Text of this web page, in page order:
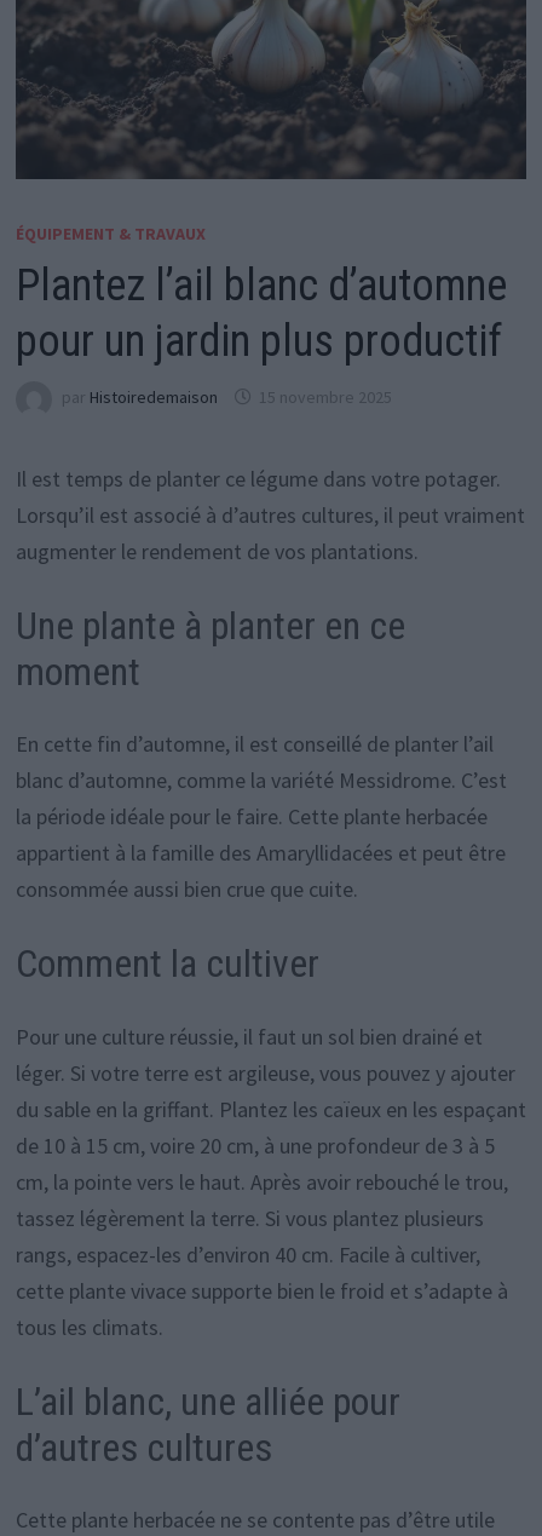
ÉQUIPEMENT & TRAVAUX
Plantez l’ail blanc d’automne
pour un jardin plus productif
par Histoiredemaison 15 novembre 2025
Il est temps de planter ce légume dans votre potager.
Lorsqu’il est associé à d’autres cultures, il peut vraiment
augmenter le rendement de vos plantations.
Une plante à planter en ce
moment
En cette fin d’automne, il est conseillé de planter l’ail
blanc d’automne, comme la variété Messidrome. C’est
la période idéale pour le faire. Cette plante herbacée
appartient à la famille des Amaryllidacées et peut être
consommée aussi bien crue que cuite.
Comment la cultiver
Pour une culture réussie, il faut un sol bien drainé et
léger. Si votre terre est argileuse, vous pouvez y ajouter
du sable en la griffant. Plantez les caïeux en les espaçant
de 10 à 15 cm, voire 20 cm, à une profondeur de 3 à 5
cm, la pointe vers le haut. Après avoir rebouché le trou,
tassez légèrement la terre. Si vous plantez plusieurs
rangs, espacez-les d’environ 40 cm. Facile à cultiver,
cette plante vivace supporte bien le froid et s’adapte à
tous les climats.
L’ail blanc, une alliée pour
d’autres cultures
Cette plante herbacée ne se contente pas d’être utile